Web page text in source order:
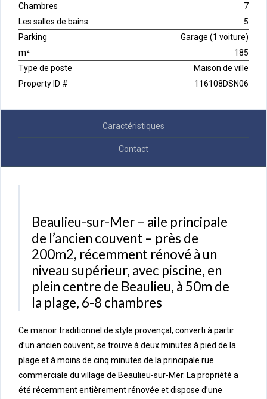
Chambres
7
Les salles de bains
5
Parking
Garage (1 voiture)
m²
185
Type de poste
Maison de ville
Property ID #
116108DSN06
Caractéristiques
Contact
Beaulieu-sur-Mer – aile principale
de l’ancien couvent – près de
200m2, récemment rénové à un
niveau supérieur, avec piscine, en
plein centre de Beaulieu, à 50m de
la plage, 6-8 chambres
Ce manoir traditionnel de style provençal, converti à partir
d’un ancien couvent, se trouve à deux minutes à pied de la
plage et à moins de cinq minutes de la principale rue
commerciale du village de Beaulieu-sur-Mer. La propriété a
été récemment entièrement rénovée et dispose d’une